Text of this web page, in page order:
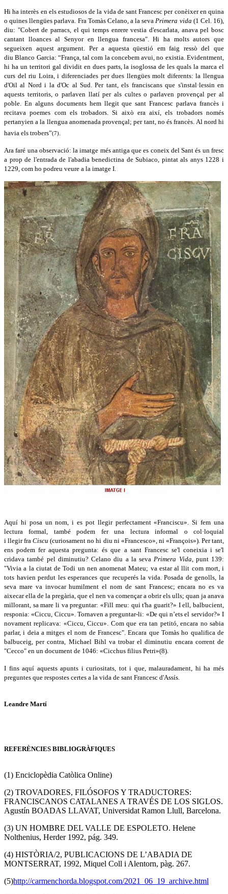
Hi ha interès en els estudiosos de la vida de sant Francesc per conèixer en quina
o quines llengües parlava. Fra Tomàs Celano, a la seva Primera vida (1 Cel. 16),
diu: "Cobert de parracs, el qui temps enrere vestia d'escarlata, anava pel bosc
cantant lloances al Senyor en llengua francesa". Hi ha molts autors que
segueixen aquest argument. Per a aquesta qüestió em faig ressò del que
diu Blanco Garcia: “França, tal com la concebem avui, no existia. Evidentment,
hi ha un territori gal dividit en dues parts, la isoglossa de les quals la marca el
curs del riu Loira, i diferenciades per dues llengües molt diferents: la llengua
d'Oil al Nord i la d'Oc al Sud. Per tant, els franciscans que s'instal·lessin en
aquests territoris, o parlaven llatí per als cultes o parlaven provençal per al
poble. En alguns documents hem llegit que sant Francesc parlava francès i
recitava poemes com els trobadors. Si això era així, els trobadors només
pertanyien a la llengua anomenada provençal; per tant, no és francès. Al nord hi
havia els trobers”(7).
Ara faré una observació: la imatge més antiga que es coneix del Sant és un fresc
a prop de l'entrada de l'abadia benedictina de Subiaco, pintat als anys 1228 i
1229, com ho podreu veure a la imatge I.
Aquí hi posa un nom, i es pot llegir perfectament «Franciscu». Si fem una
lectura formal, també podem fer una lectura informal o col·loquial
i llegir fraCiscu (curiosament no hi diu ni «Francesco», ni «François»). Per tant,
ens podem fer aquesta pregunta: és que a sant Francesc se'l coneixia i se'l
cridava també pel diminutiu? Celano diu a la sevaPrimera Vida, punt 139:
"Vivia a la ciutat de Todi un nen anomenat Mateu; va estar al llit com mort, i
tots havien perdut les esperances que recuperés la vida. Posada de genolls, la
seva mare va invocar humilment el nom de sant Francesc; encara no es va
aixecar ella de la pregària, que el nen va començar a obrir els ulls; quan ja anava
millorant, sa mare li va preguntar: «Fill meu: qui t'ha guarit?» I ell, balbucient,
responia: «Ciccu, Ciccu». Tornaven a preguntar-li: «De qui n’ets el servidor?» I
novament replicava: «Ciccu, Ciccu». Com que era tan petitó, encara no sabia
parlar, i deia a mitges el nom de Francesc". Encara que Tomàs ho qualifica de
balbuceig, per contra, Michael Bihl va trobar el diminutiu encara corrent de
"Cecco" en un document de 1046: «Cicchus filius Petri»(8).
I fins aquí aquests apunts i curiositats, tot i que, malauradament, hi ha més
preguntes que respostes certes a la vida de sant Francesc d'Assís.
Leandre Martí
REFERÈNCIES BIBLIOGRÀFIQUES
(1) Enciclopèdia Catòlica Online)
(2) TROVADORES, FILÓSOFOS Y TRADUCTORES:
FRANCISCANOS CATALANES A TRAVÉS DE LOS SIGLOS.
Agustín BOADAS LLAVAT, Universidat Ramon Llull, Barcelona.
(3) UN HOMBRE DEL VALLE DE ESPOLETO. Helene
Nolthenius, Herder 1992, pág. 349.
(4) HISTÒRIA/2, PUBLICACIONS DE L’ABADIA DE
MONTSERRAT, 1992, Miquel Coll i Alentorn, pàg. 267.
(5)http://carmenchorda.blogspot.com/2021_06_19_archive.html